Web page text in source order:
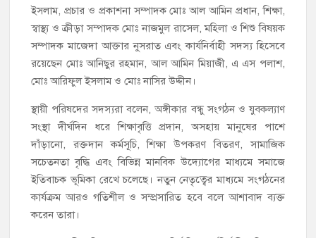
ইসলাম, প্রচার ও প্রকাশনা সম্পাদক মোঃ আল আমিন প্রধান, শিক্ষা,
স্বাস্থ্য ও ক্রীড়া সম্পাদক মোঃ নাজমুল রাসেল, মহিলা ও শিশু বিষয়ক
সম্পাদক মাজেদা আক্তার নুসরাত এবং কার্যনির্বাহী সদস্য হিসেবে
রয়েছেন মোঃ আনিছুর রহমান, আল আমিন মিয়াজী, এ এস পলাশ,
মোঃ আরিফুল ইসলাম ও মোঃ নাসির উদ্দীন।
স্থায়ী পরিষদের সদস্যরা বলেন, অঙ্গীকার বন্ধু সংগঠন ও যুবকল্যাণ
সংস্থা দীর্ঘদিন ধরে শিক্ষাবৃত্তি প্রদান, অসহায় মানুষের পাশে
দাঁড়ানো, রক্তদান কর্মসূচি, শিক্ষা উপকরণ বিতরণ, সামাজিক
সচেতনতা বৃদ্ধি এবং বিভিন্ন মানবিক উদ্যোগের মাধ্যমে সমাজে
ইতিবাচক ভূমিকা রেখে চলেছে। নতুন নেতৃত্বের মাধ্যমে সংগঠনের
কার্যক্রম আরও গতিশীল ও সম্প্রসারিত হবে বলে আশাবাদ ব্যক্ত
করেন তারা।